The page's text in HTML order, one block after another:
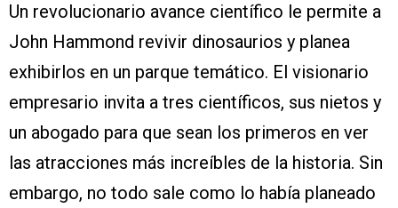
Un revolucionario avance científico le permite a
John Hammond revivir dinosaurios y planea
exhibirlos en un parque temático. El visionario
empresario invita a tres científicos, sus nietos y
un abogado para que sean los primeros en ver
las atracciones más increíbles de la historia. Sin
embargo, no todo sale como lo había planeado